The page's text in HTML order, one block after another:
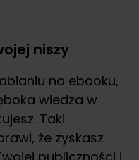
niszy
na ebooku,
wiedza w
Taki
że zyskasz